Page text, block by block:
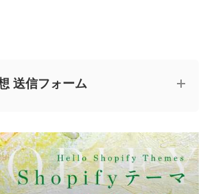
送信フォーム
い。
ついては回答できない場合と、当ブログ
情報を伏せたうえで回答させていただく